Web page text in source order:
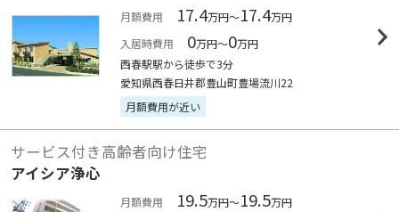
月額費用 17.4万円～17.4万円
入居時費用
0万円～0万円
西春駅駅から徒歩で3分
愛知県西春日井郡豊山町豊場流川22
月額費用が近い
サービス付き高齢者向け住宅
アイシア浄心
月額費用 19.5万円～19.5万円